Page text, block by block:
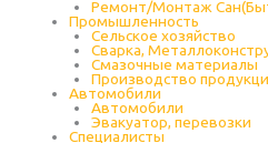
Ремонт/Монтаж
Промышленность
Cельское хозяйство
Сварка,
Cмазочные материалы
Производство
Автомобили
Автомобили
Эвакуатор, перевозки
Специалисты